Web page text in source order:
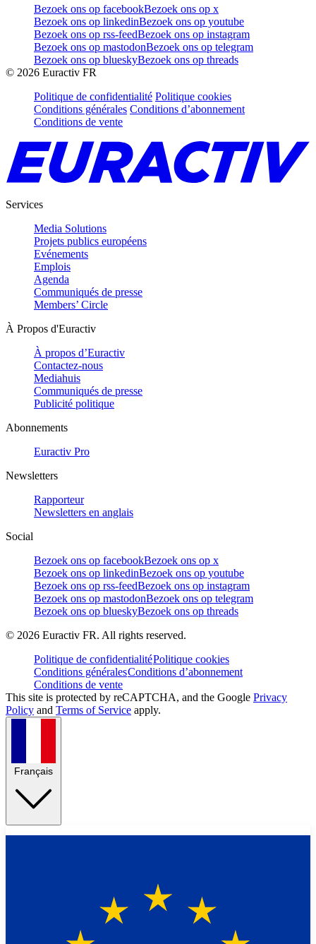
Bezoek ons op facebookBezoek ons op x
Bezoek ons op linkedinBezoek ons op youtube
Bezoek ons op rss-feedBezoek ons op instagram
Bezoek ons op mastodonBezoek ons op telegram
Bezoek ons op blueskyBezoek ons op threads
© 2026 Euractiv FR
Politique de confidentialité Politique cookies
Conditions générales Conditions d’abonnement
Conditions de vente
Services
Media Solutions
Projets publics européens
Evénements
Emplois
Agenda
Communiqués de presse
Members’ Circle
À Propos d'Euractiv
À propos d’Euractiv
Contactez-nous
Mediahuis
Communiqués de presse
Publicité politique
Abonnements
Euractiv Pro
Newsletters
Rapporteur
Newsletters en anglais
Social
Bezoek ons op facebookBezoek ons op x
Bezoek ons op linkedinBezoek ons op youtube
Bezoek ons op rss-feedBezoek ons op instagram
Bezoek ons op mastodonBezoek ons op telegram
Bezoek ons op blueskyBezoek ons op threads
© 2026 Euractiv FR. All rights reserved.
Politique de confidentialitéPolitique cookies
Conditions généralesConditions d’abonnement
Conditions de vente
This site is protected by reCAPTCHA, and the Google Privacy
Policy and Terms of Service apply.
Français